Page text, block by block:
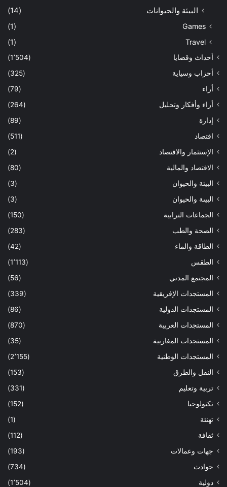
البيئة والحيوانات (14)
Games
(1)
Travel
(1)
أحداث وقضايا
(1٬504)
أحزاب وسياية
(325)
أراء
(79)
أراء وأفكار وتحليل
(264)
إدارة
(89)
اقتصاد
(511)
الإستثمار والاقتصاد
(2)
الاقتصاد والمالية
(80)
البيئة والحيوان
(3)
البيىة والحيوان
(3)
الجماعات الترابية
(150)
الصحة والطب
(283)
الطاقة والماء
(42)
الطقس
(1٬113)
المجتمع المدني
(56)
المستجدات الإفريقية
(339)
المستجدات الدولية
(86)
المستجدات العربية
(870)
المستجدات المغاربية
(35)
المستجدات الوطنية
(2٬155)
النقل والطرق
(153)
تربية وتعليم
(331)
تكنولوجيا
(152)
تهنئة
(1)
ثقافة
(112)
جهات وعمالات
(193)
حوادث
(734)
دولية
(1٬504)